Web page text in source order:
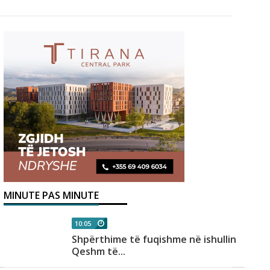
MINUTE PAS MINUTE
10:05
Shpërthime të fuqishme në ishullin
Qeshm të...